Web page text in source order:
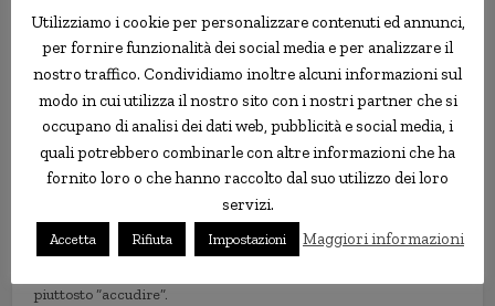
Il caso insolito ha attirato molta attenzione a Taiwan, un paese
in cui gli adulti sono tenuti per legge a prendersi cura dei
genitori anziani. Non tutti lo fanno, e i genitori quasi mai fanno
causa ai loro figli in questo modo, quindi questo è stato il primo
di una società in cui essere dei “bravi figli” e dei “bravi genitori”
sono considerate delle virtù importanti.
Alcuni hanno appoggiato la madre, sostenendo che è dovere dei
figli prendersi cura dei genitori, ma altri accusano la donna di
avere speculato sulla situazione, sottolineando che il “prendersi
piuttosto “accudire”.
Utilizziamo i cookie per personalizzare contenuti ed annunci,
per fornire funzionalità dei social media e per analizzare il
nostro traffico. Condividiamo inoltre alcuni informazioni sul
modo in cui utilizza il nostro sito con i nostri partner che si
occupano di analisi dei dati web, pubblicità e social media, i
quali potrebbero combinarle con altre informazioni che ha
fornito loro o che hanno raccolto dal suo utilizzo dei loro
servizi.
Accetta Rifiuta Impostazioni Maggiori informazioni